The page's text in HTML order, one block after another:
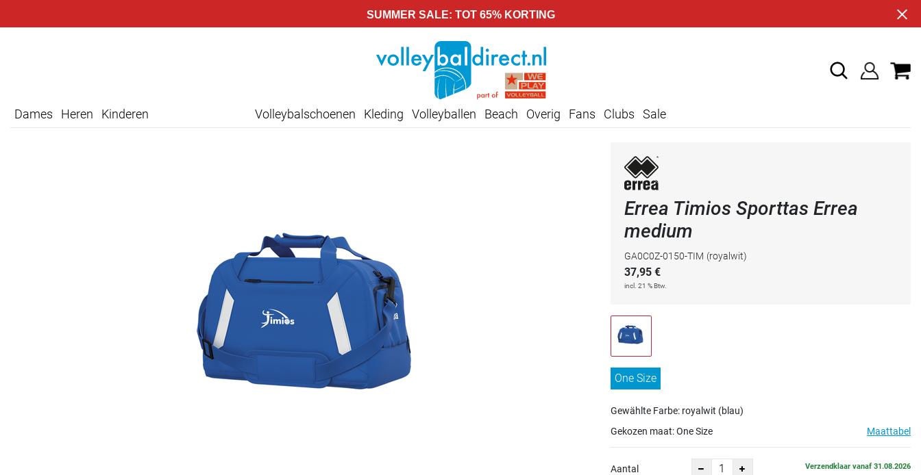
SUMMER SALE: TOT 65% KORTING
Dames Heren Kinderen Volleybalschoenen Kleding Volleyballen Beach Overig Fans Clubs Sale
Errea Timios Sporttas Errea
medium
GA0C0Z-0150-TIM (royalwit)
37,95 €
incl. 21 % Btw.
One Size
Gewählte Farbe: royalwit (blau)
Gekozen maat:One Size Maattabel
Aantal Verzendklaar vanaf 31.08.2026